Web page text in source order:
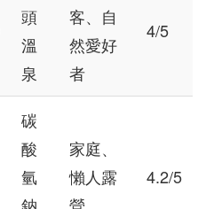
頭
溫
泉
客、自
然愛好
者
4/5
碳
酸
氫
家庭、
懶人露
4.2/5